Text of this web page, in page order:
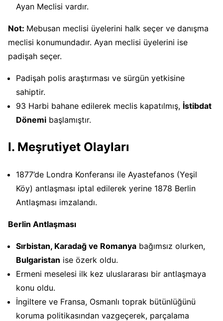
Ayan Meclisi vardır.
Not: Mebusan meclisi üyelerini halk seçer ve danışma
meclisi konumundadır. Ayan meclisi üyelerini ise
padişah seçer.
Padişah polis araştırması ve sürgün yetkisine
sahiptir.
93 Harbi bahane edilerek meclis kapatılmış, İstibdat
Dönemi başlamıştır.
I. Meşrutiyet Olayları
1877’de Londra Konferansı ile Ayastefanos (Yeşil
Köy) antlaşması iptal edilerek yerine 1878 Berlin
Antlaşması imzalandı.
Berlin Antlaşması
Sırbistan, Karadağ ve Romanya bağımsız olurken,
Bulgaristan ise özerk oldu.
Ermeni meselesi ilk kez uluslararası bir antlaşmaya
konu oldu.
İngiltere ve Fransa, Osmanlı toprak bütünlüğünü
koruma politikasından vazgeçerek, parçalama